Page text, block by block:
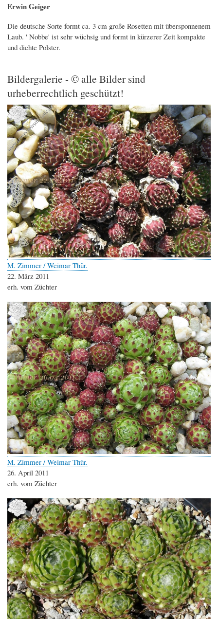
Erwin Geiger
Die deutsche Sorte formt ca. 3 cm große Rosetten mit übersponnenem
Laub. ' Nobbe' ist sehr wüchsig und formt in kürzerer Zeit kompakte
und dichte Polster.
Bildergalerie - © alle Bilder sind
urheberrechtlich geschützt!
M. Zimmer / Weimar Thür.
22. März 2011
erh. vom Züchter
M. Zimmer / Weimar Thür.
26. April 2011
erh. vom Züchter